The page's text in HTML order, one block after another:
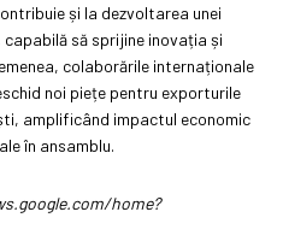
și la dezvoltarea unei
să sprijine inovația și
colaborările internaționale
noi piețe pentru exporturile
amplificând impactul economic
în ansamblu.
home?